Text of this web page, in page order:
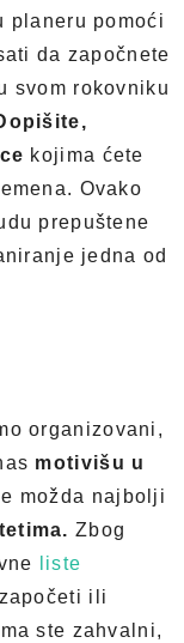
planeru pomoći
da započnete
svom rokovniku
kojima ćete
Ovako
prepuštene
jedna od
organizovani,
motivišu u
možda najbolji
Zbog
liste
ili
ste zahvalni,